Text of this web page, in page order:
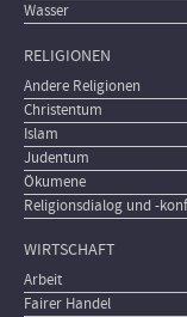
Wasser
RELIGIONEN
Andere Religionen
Christentum
Islam
Judentum
Ökumene
Religionsdialog und -
WIRTSCHAFT
Arbeit
Fairer Handel